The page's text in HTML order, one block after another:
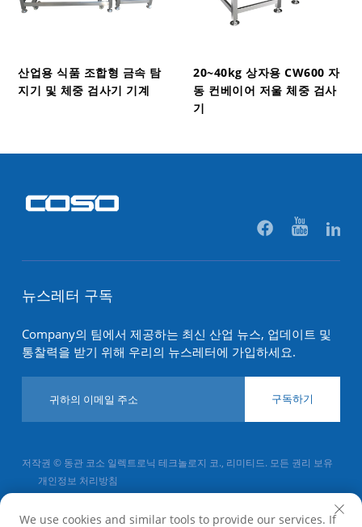
산업용 식품 조합형 금속 탐
지기 및 체중 검사기 기계
20~40kg 상자용 CW600 자
동 컨베이어 저울 체중 검사
기
뉴스레터 구독
Company의 팀에서 제공하는 최신 산업 뉴스, 업데이트 및
통찰력을 받기 위해 우리의 뉴스레터에 가입하세요.
구독하기
저작권 © 동관 코소 일렉트로닉 테크놀로지 코., 리미티드. 모든 권리 보유
개인정보 처리방침
맨 위로 스크롤
We use cookies and similar tools to provide our services. If